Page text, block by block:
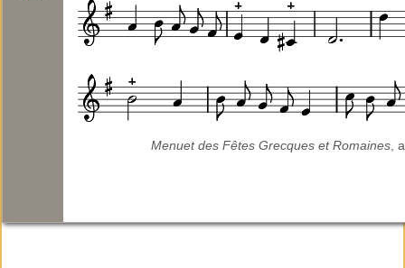
Menuet des Fêtes Grecques et Romaines ,